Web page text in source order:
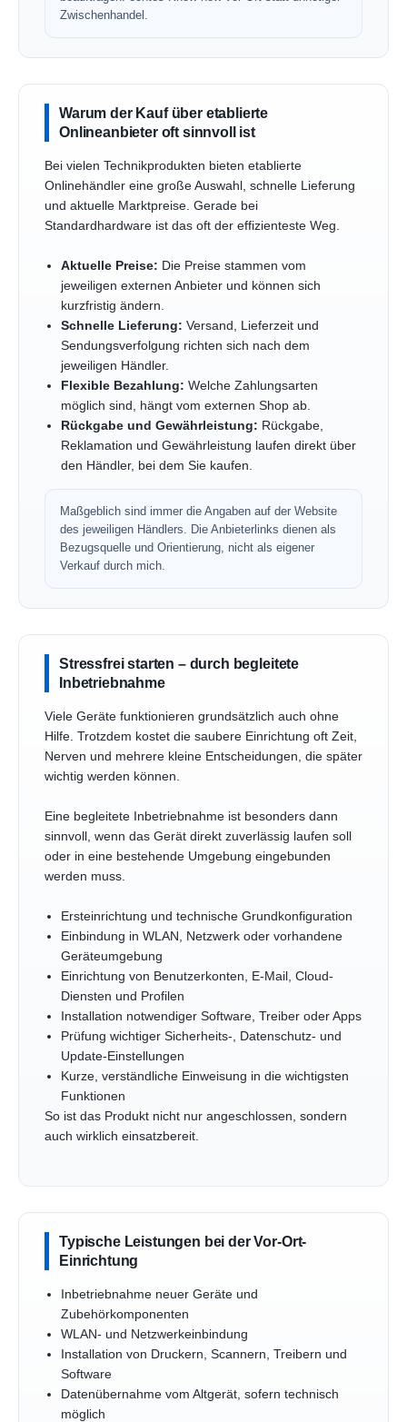
Zwischenhandel.
Warum der Kauf über etablierte
Onlineanbieter oft sinnvoll ist
Bei vielen Technikprodukten bieten etablierte
Onlinehändler eine große Auswahl, schnelle Lieferung
und aktuelle Marktpreise. Gerade bei
Standardhardware ist das oft der effizienteste Weg.
Aktuelle Preise: Die Preise stammen vom
jeweiligen externen Anbieter und können sich
kurzfristig ändern.
Schnelle Lieferung: Versand, Lieferzeit und
Sendungsverfolgung richten sich nach dem
jeweiligen Händler.
Flexible Bezahlung: Welche Zahlungsarten
möglich sind, hängt vom externen Shop ab.
Rückgabe und Gewährleistung: Rückgabe,
Reklamation und Gewährleistung laufen direkt über
den Händler, bei dem Sie kaufen.
Maßgeblich sind immer die Angaben auf der Website
des jeweiligen Händlers. Die Anbieterlinks dienen als
Bezugsquelle und Orientierung, nicht als eigener
Verkauf durch mich.
Stressfrei starten – durch begleitete
Inbetriebnahme
Viele Geräte funktionieren grundsätzlich auch ohne
Hilfe. Trotzdem kostet die saubere Einrichtung oft Zeit,
Nerven und mehrere kleine Entscheidungen, die später
wichtig werden können.
Eine begleitete Inbetriebnahme ist besonders dann
sinnvoll, wenn das Gerät direkt zuverlässig laufen soll
oder in eine bestehende Umgebung eingebunden
werden muss.
Ersteinrichtung und technische Grundkonfiguration
Einbindung in WLAN, Netzwerk oder vorhandene
Geräteumgebung
Einrichtung von Benutzerkonten, E-Mail, Cloud-
Diensten und Profilen
Installation notwendiger Software, Treiber oder Apps
Prüfung wichtiger Sicherheits-, Datenschutz- und
Update-Einstellungen
Kurze, verständliche Einweisung in die wichtigsten
Funktionen
So ist das Produkt nicht nur angeschlossen, sondern
auch wirklich einsatzbereit.
Typische Leistungen bei der Vor-Ort-
Einrichtung
Inbetriebnahme neuer Geräte und
Zubehörkomponenten
WLAN- und Netzwerkeinbindung
Installation von Druckern, Scannern, Treibern und
Software
Datenübernahme vom Altgerät, sofern technisch
möglich